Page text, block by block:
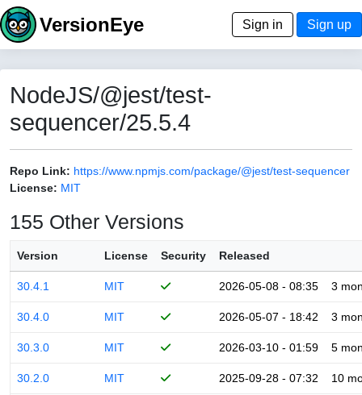
VersionEye Sign in Sign up
NodeJS/@jest/test-
sequencer/25.5.4
Repo Link: https://www.npmjs.com/package/@jest/test-sequencer
License: MIT
155 Other Versions
Version License Security Released
30.4.1 MIT 2026-05-08 - 08:35 3
30.4.0 MIT 2026-05-07 - 18:42 3
30.3.0 MIT 2026-03-10 - 01:59 5
30.2.0 MIT 2025-09-28 - 07:32 10